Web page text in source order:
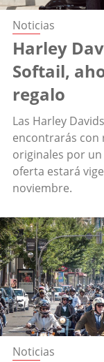
Noticias
Harley
Softail,
regalo
Las Harley
encontrarás con
originales por un
oferta estará
noviembre.
Noticias